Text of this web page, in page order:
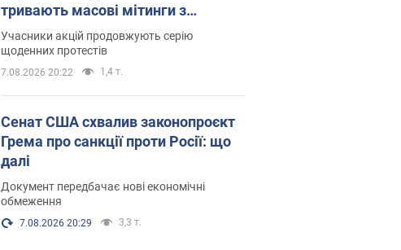
тривають масові мітинги з
картонками. Фото і відео
Учасники акцій продовжують серію
щоденних протестів
7.08.2026 20:22 1,4 т.
Сенат США схвалив законопроєкт
Грема про санкції проти Росії: що
далі
Документ передбачає нові економічні
обмеження
7.08.2026 20:29 3,3 т.